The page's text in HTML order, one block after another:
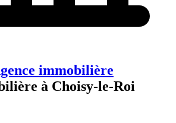
immobilière
à Choisy-le-Roi